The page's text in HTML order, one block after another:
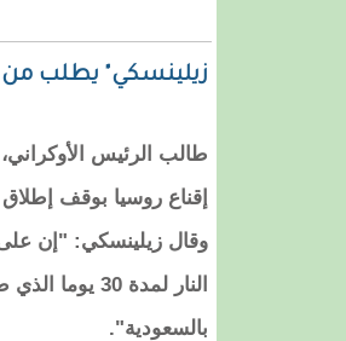
زيلينسكي" يطلب من
طالب الرئيس الأوكراني،
إقناع روسيا بوقف إطلاق النار
وقال زيلينسكي: "إن
النار لمدة
بالسعودية".